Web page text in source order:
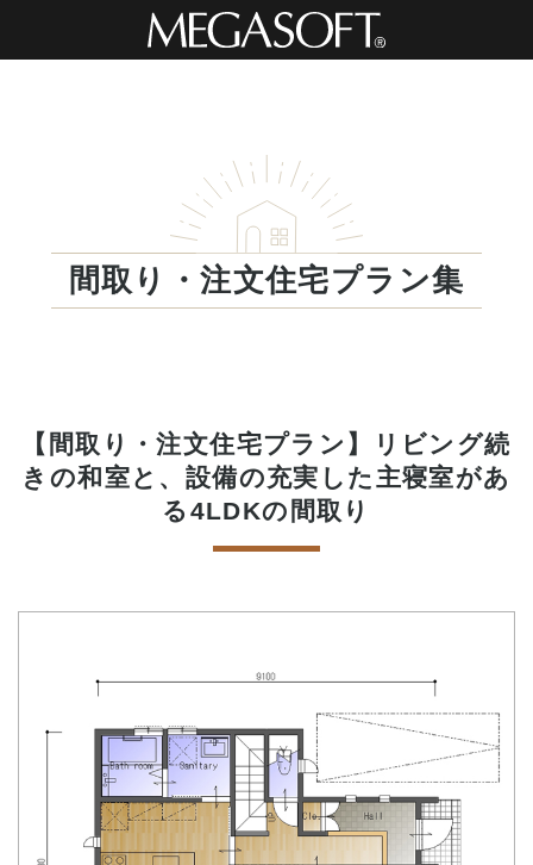
間取り・注文住宅プラン集
【間取り・注文住宅プラン】リビング続
きの和室と、設備の充実した主寝室があ
る4LDKの間取り